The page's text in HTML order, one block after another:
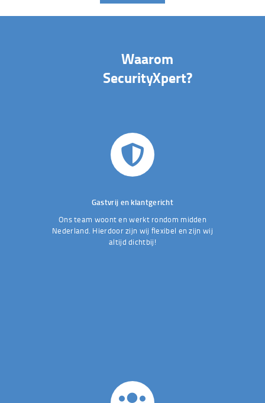
Waarom
SecurityXpert?
Gastvrij en klantgericht
Ons team woont en werkt rondom midden
Nederland. Hierdoor zijn wij flexibel en zijn wij
altijd dichtbij!